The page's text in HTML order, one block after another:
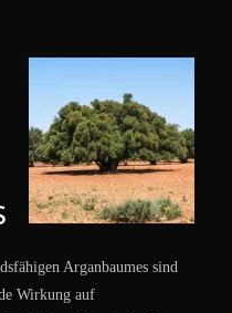
Arganbaumes sind
Wirkung auf